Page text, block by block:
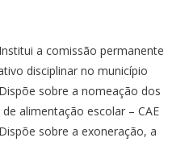
a comissão permanente
disciplinar no município
sobre a nomeação dos
alimentação escolar – CAE
sobre a exoneração, a